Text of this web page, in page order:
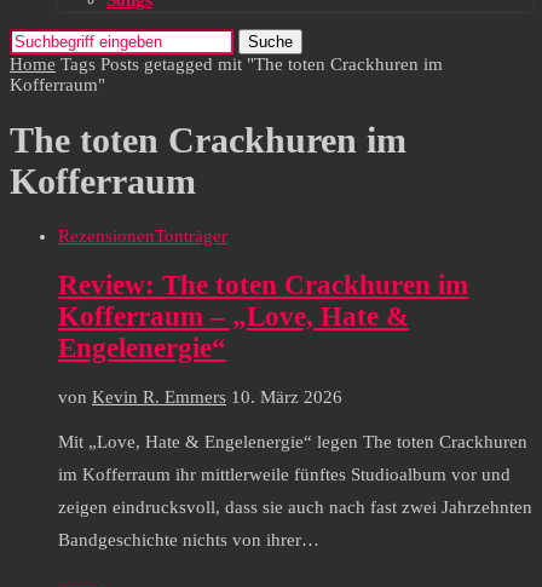
Suche
Home Tags Posts getagged mit "The toten Crackhuren im
Kofferraum"
The toten Crackhuren im
Kofferraum
RezensionenTonträger
Review: The toten Crackhuren im
Kofferraum – „Love, Hate &
Engelenergie“
von Kevin R. Emmers 10. März 2026
Mit „Love, Hate & Engelenergie“ legen The toten Crackhuren
im Kofferraum ihr mittlerweile fünftes Studioalbum vor und
zeigen eindrucksvoll, dass sie auch nach fast zwei Jahrzehnten
Bandgeschichte nichts von ihrer…